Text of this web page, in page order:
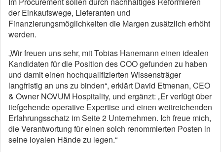
der Einkaufswege, Lieferanten und
Finanzierungsmöglichkeiten die Margen zusätzlich erhöht
werden.
„Wir freuen uns sehr, mit Tobias Hanemann einen idealen
Kandidaten für die Position des COO gefunden zu haben
und damit einen hochqualifizierten Wissensträger
langfristig an uns zu binden“, erklärt David Etmenan, CEO
& Owner NOVUM Hospitality, und ergänzt: „Er verfügt über
tiefgehende operative Expertise und einen weitreichenden
Erfahrungsschatz im Seite 2 Unternehmen. Ich freue mich,
die Verantwortung für einen solch renommierten Posten in
seine loyalen Hände zu legen.“